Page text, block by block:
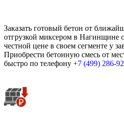
Заказать готовый бетон от
отгрузкой миксером в Нагинщине
честной цене в своем сегменте у
Приобрести бетонную смесь от
быстро по телефону +7 (499) 286-